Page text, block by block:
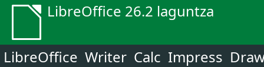
LibreOffice 26.2 laguntza
LibreOffice Writer Calc Impress